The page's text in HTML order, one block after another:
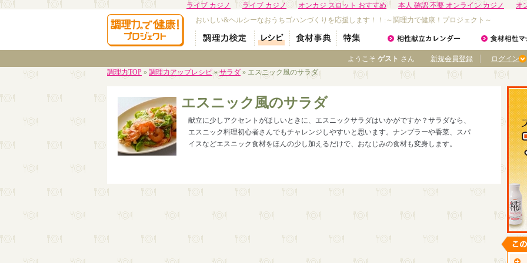
ライブ カジノ ライブ カジノ オンカジ スロット おすすめ 本人 確認 不要 オンライン カジノ
オ
おいしい&ヘルシーなおうちゴハンづくりを応援します！！:～調理力で健康！プロジェクト～
ログイン
新規会員登録
ようこそ ゲスト さん
調理力TOP » 調理力アップレシピ»サラダ » エスニック風のサラダ
エスニック風のサラダ
献立に少しアクセントがほしいときに、エスニックサラダはいかがですか？サラダなら、
エスニック料理初心者さんでもチャレンジしやすいと思います。ナンプラーや香菜、スパ
イスなどエスニック食材をほんの少し加えるだけで、おなじみの食材も変身します。